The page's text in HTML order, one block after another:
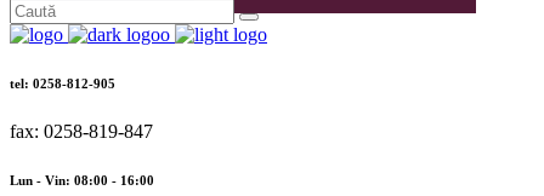
tel: 0258-812-905
fax: 0258-819-847
Lun - Vin: 08:00 - 16:00